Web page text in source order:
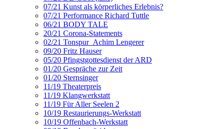
07/21 Kunst als körperliches Erlebnis?
07/21 Performance Richard Tuttle
06/21 BODY TALE
20/21 Corona-Statements
02/21 Tonspur_Achim Lengerer
09/20 Fritz Hauser
05/20 Pfingstgottesdienst der ARD
01/20 Gespräche zur Zeit
01/20 Sternsinger
11/19 Theaterpreis
11/19 Klangwerkstatt
11/19 Für Aller Seelen 2
10/19 Restaurierungs-Werkstatt
10/19 Offenbach-Werkstatt